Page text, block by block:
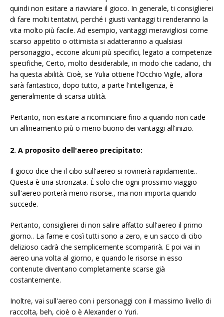
quindi non esitare a riavviare il gioco. In generale, ti consiglierei
di fare molti tentativi, perché i giusti vantaggi ti renderanno la
vita molto più facile. Ad esempio, vantaggi meravigliosi come
scarso appetito o ottimista si adatteranno a qualsiasi
personaggio., eccone alcuni più specifici, legato a competenze
specifiche, Certo, molto desiderabile, in modo che cadano, chi
ha questa abilità. Cioè, se Yulia ottiene l'Occhio Vigile, allora
sarà fantastico, dopo tutto, a parte l'intelligenza, è
generalmente di scarsa utilità.
Pertanto, non esitare a ricominciare fino a quando non cade
un allineamento più o meno buono dei vantaggi all'inizio.
2. A proposito dell'aereo precipitato:
Il gioco dice che il cibo sull'aereo si rovinerà rapidamente..
Questa è una stronzata. È solo che ogni prossimo viaggio
sull'aereo porterà meno risorse., ma non importa quando
succede.
Pertanto, consiglierei di non salire affatto sull'aereo il primo
giorno.. La fame e così tutti sono a zero, e un sacco di cibo
delizioso cadrà che semplicemente scomparirà. E poi vai in
aereo una volta al giorno, e quando le risorse in esso
contenute diventano completamente scarse già
costantemente.
Inoltre, vai sull'aereo con i personaggi con il massimo livello di
raccolta, beh, cioè o è Alexander o Yuri.